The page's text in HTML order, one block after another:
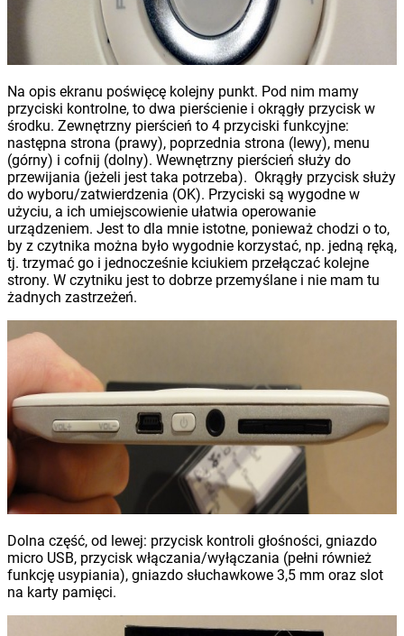
Na opis ekranu poświęcę kolejny punkt. Pod nim mamy
przyciski kontrolne, to dwa pierścienie i okrągły przycisk w
środku. Zewnętrzny pierścień to 4 przyciski funkcyjne:
następna strona (prawy), poprzednia strona (lewy), menu
(górny) i cofnij (dolny). Wewnętrzny pierścień służy do
przewijania (jeżeli jest taka potrzeba). Okrągły przycisk służy
do wyboru/zatwierdzenia (OK). Przyciski są wygodne w
użyciu, a ich umiejscowienie ułatwia operowanie
urządzeniem. Jest to dla mnie istotne, ponieważ chodzi o to,
by z czytnika można było wygodnie korzystać, np. jedną ręką,
tj. trzymać go i jednocześnie kciukiem przełączać kolejne
strony. W czytniku jest to dobrze przemyślane i nie mam tu
żadnych zastrzeżeń.
Dolna część, od lewej: przycisk kontroli głośności, gniazdo
micro USB, przycisk włączania/wyłączania (pełni również
funkcję usypiania), gniazdo słuchawkowe 3,5 mm oraz slot
na karty pamięci.